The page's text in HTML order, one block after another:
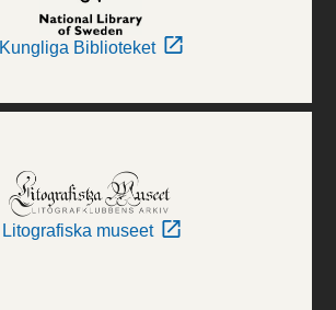
Kungliga Biblioteket
Litografiska museet